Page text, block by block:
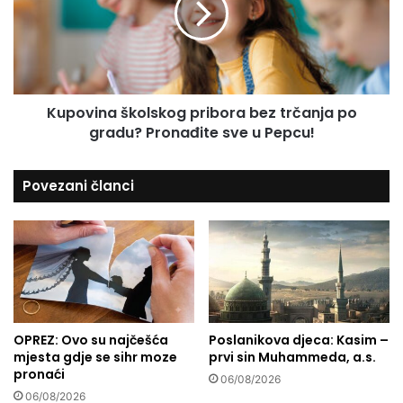
n
e
2
z
r
a
e
l
s
a
v
o
j
v
š
s
o
g
p
r
i
b
o
r
a
b
e
Kupovina školskog pribora bez trčanja po
gradu? Pronađite sve u Pepcu!
Povezani članci
OPREZ: Ovo su najčešća
mjesta gdje se sihr moze
pronaći
06/08/2026
Poslanikova djeca: Kasim –
prvi sin Muhammeda, a.s.
06/08/2026